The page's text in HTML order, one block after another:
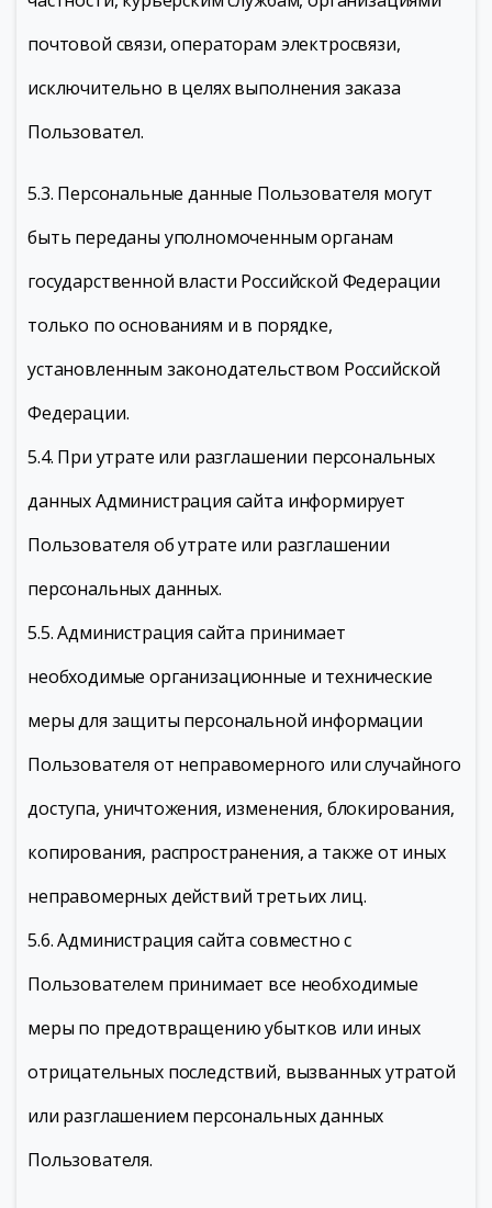
почтовой связи, операторам электросвязи,
исключительно в целях выполнения заказа
Пользовател.
5.3. Персональные данные Пользователя могут
быть переданы уполномоченным органам
государственной власти Российской Федерации
только по основаниям и в порядке,
установленным законодательством Российской
Федерации.
5.4. При утрате или разглашении персональных
данных Администрация сайта информирует
Пользователя об утрате или разглашении
персональных данных.
5.5. Администрация сайта принимает
необходимые организационные и технические
меры для защиты персональной информации
Пользователя от неправомерного или случайного
доступа, уничтожения, изменения, блокирования,
копирования, распространения, а также от иных
неправомерных действий третьих лиц.
5.6. Администрация сайта совместно с
Пользователем принимает все необходимые
меры по предотвращению убытков или иных
отрицательных последствий, вызванных утратой
или разглашением персональных данных
Пользователя.